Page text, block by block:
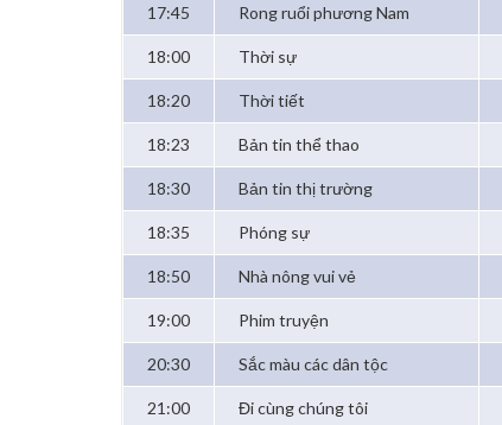
17:45 Rong ruổi phương Nam
18:00 Thời sự
18:20 Thời tiết
18:23 Bản tin thể thao
18:30 Bản tin thị trường
18:35 Phóng sự
18:50 Nhà nông vui vẻ
19:00 Phim truyện
20:30 Sắc màu các dân tộc
21:00 Đi cùng chúng tôi